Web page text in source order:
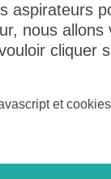
aspirateurs
nous allons
cliquer
et